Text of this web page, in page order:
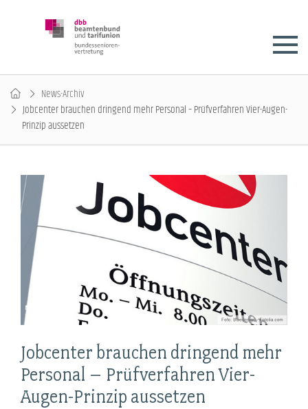
News-Archiv
Jobcenter brauchen dringend mehr Personal – Prüfverfahren Vier-Augen-
Prinzip aussetzen
Jobcenter brauchen dringend mehr
Personal – Prüfverfahren Vier-
Augen-Prinzip aussetzen